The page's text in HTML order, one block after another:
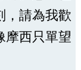
，請為我歡
摩西只單望